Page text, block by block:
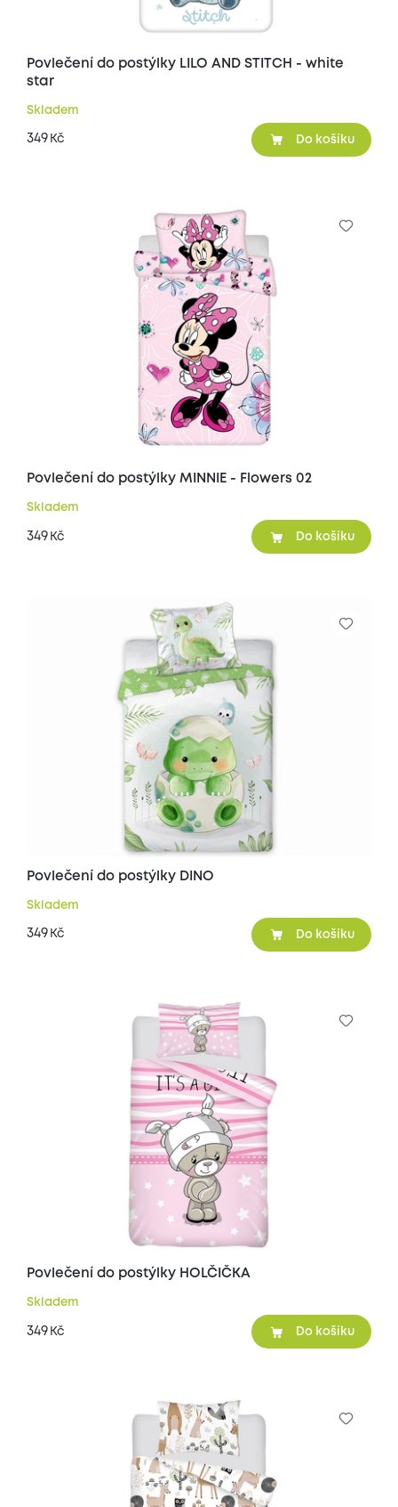
Povlečení do postýlky LILO AND STITCH - white
star
Skladem
349 Kč Do košíku
Povlečení do postýlky MINNIE - Flowers 02
Skladem
349 Kč Do košíku
Povlečení do postýlky DINO
Skladem
349 Kč Do košíku
Povlečení do postýlky HOLČIČKA
Skladem
349 Kč Do košíku